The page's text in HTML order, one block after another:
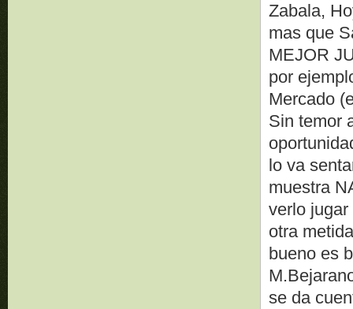
Zabala,
mas que
MEJOR
por
Mercado
Sin temor
lo va
muestra
verlo
otra
bueno es
se da